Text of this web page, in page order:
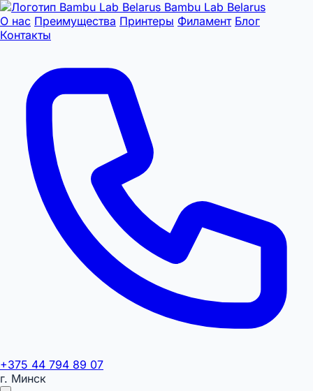
Bambu Lab Belarus
О нас Преимущества Принтеры Филамент Блог
Контакты
+375 44 794 89 07
г. Минск